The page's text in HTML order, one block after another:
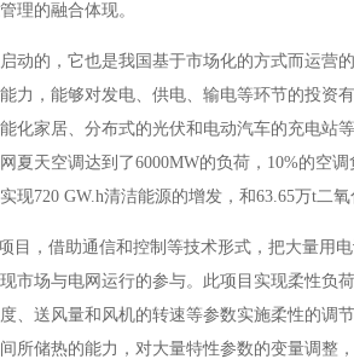
理的融合体现。
动的，它也是我国基于市场化的方式而运营
力，能够对发电、供电、输电等环节的投资
化家居、分布式的光伏和电动汽车的充电站
夏天空调达到了6000MW的负荷，10%的空
720 GW.h清洁能源的增发，和63.65万t二氧
目，借助通信和控制等技术形式，把大量用
市场与电网运行的参与。此项目实现柔性负
、送风量和风机的转速等参数实施柔性的调
所储热的能力，对大量特性参数的变量调整